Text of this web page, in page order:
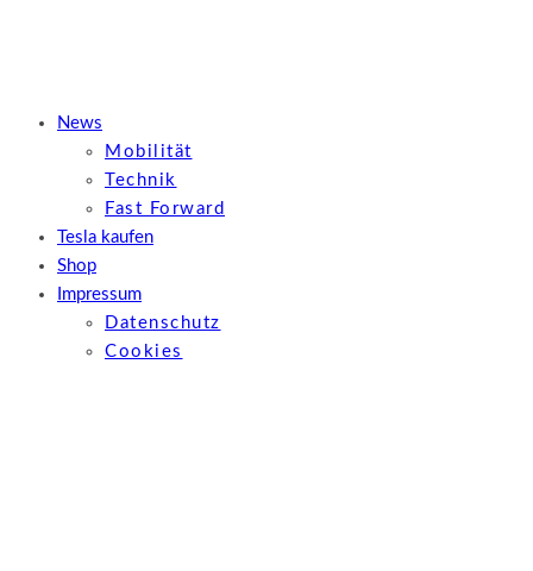
News
Mobilität
Technik
Fast Forward
Tesla kaufen
Shop
Impressum
Datenschutz
Cookies